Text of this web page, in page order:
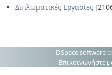
Διπλωματικές Εργασίες
DSpace software
Επικοινωνήστε